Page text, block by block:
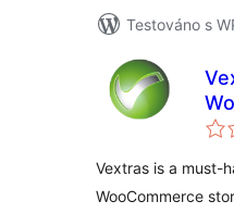
Testováno s
Vextras is a must-
WooCommerce